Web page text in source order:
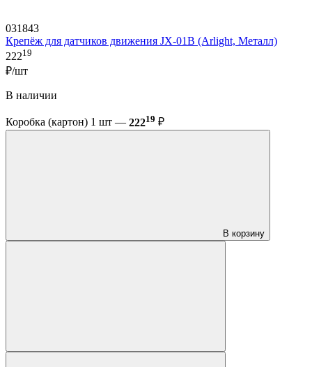
031843
Крепёж для датчиков движения JX-01B (Arlight, Металл)
22219
₽/шт
В наличии
Коробка (картон) 1 шт — 22219 ₽
В корзину